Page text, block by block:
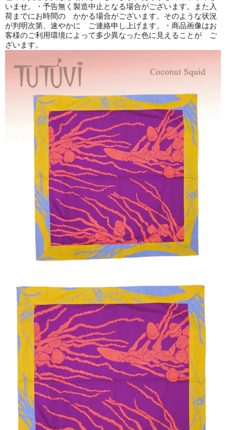
いませ。・予告無く製造中止となる場合がございます。また入
荷までにお時間の かかる場合がございます。そのような状況
が判明次第、速やかに ご連絡申し上げます。・商品画像はお
客様のご利用環境によって多少異なった色に見えることが ご
ざいます。